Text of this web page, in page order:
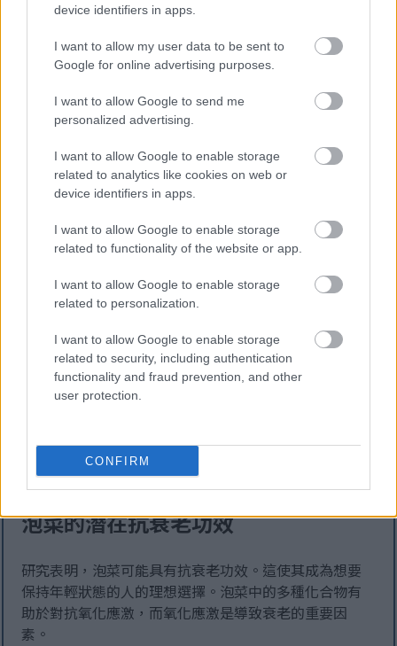
device identifiers in apps.
I want to allow my user data to be sent to
Google for online advertising purposes.
I want to allow Google to send me
personalized advertising.
I want to allow Google to enable storage
related to analytics like cookies on web or
device identifiers in apps.
I want to allow Google to enable storage
related to functionality of the website or app.
I want to allow Google to enable storage
related to personalization.
I want to allow Google to enable storage
related to security, including authentication
functionality and fraud prevention, and other
user protection.
CONFIRM
充滿活力的泡菜插圖，帶有心臟健康符號和營養成分。.
按一下或點擊圖片以獲得更多資訊和更高解析度。
泡菜作為天然助消化劑
泡菜是一種天然的助消化食品，非常適合注重消化健康
的膳食。泡菜的發酵過程會產生有益的益生菌。這些益
生菌有助於維持腸道菌叢平衡，進而改善消化。
在餐點中添加泡菜有助於規律排便。泡菜富含膳食纖
緩解消化問題。
泡菜的潛在抗衰老功效
研究表明，泡菜可能具有抗衰老功效。這使其成為想要
保持年輕狀態的人的理想選擇。泡菜中的多種化合物有
助於對抗氧化應激，而氧化應激是導致衰老的重要因
素。